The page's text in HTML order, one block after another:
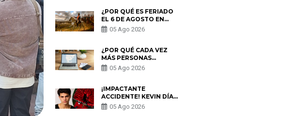
¿POR QUÉ ES FERIADO
EL 6 DE AGOSTO EN
PERÚ? ESTA ES LA
HISTORIA
05 Ago 2026
¿POR QUÉ CADA VEZ
MÁS PERSONAS
UTILIZAN UNA VPN
PARA PROTEGER SU
05 Ago 2026
¡IMPACTANTE
ACCIDENTE! KEVIN DÍAZ
CAE DESDE OCHO
METROS EN “ESTO ES
05 Ago 2026